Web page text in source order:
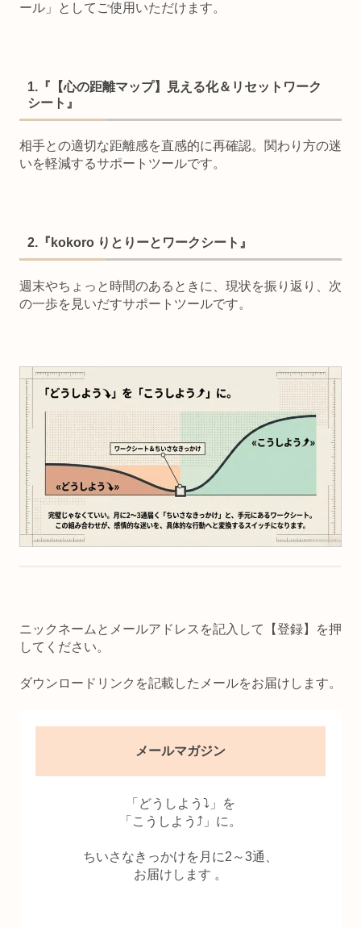
ール」としてご使用いただけます。
1.『【心の距離マップ】見える化＆リセットワーク
シート』
相手との適切な距離感を直感的に再確認。関わり方の迷
いを軽減するサポートツールです。
2.『kokoro りとりーとワークシート』
週末やちょっと時間のあるときに、現状を振り返り、次
の一歩を見いだすサポートツールです。
ニックネームとメールアドレスを記入して【登録】を押
してください。
ダウンロードリンクを記載したメールをお届けします。
メールマガジン
「どうしよう⤵」を
「こうしよう⤴」に。
ちいさなきっかけを月に2～3通、
お届けします 。